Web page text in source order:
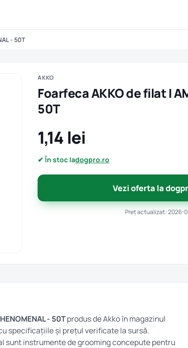
- 50T
AKKO
Foarfeca AKKO de filat I
50T
1,14 lei
✔ În stoc ladogpro.ro
Vezi oferta la
Preț actualizat: 2026-
- 50Tprodus de Akko în magazinul
specificațiile și prețul verificate la sursă.
sunt instrumente de grooming concepute pentru